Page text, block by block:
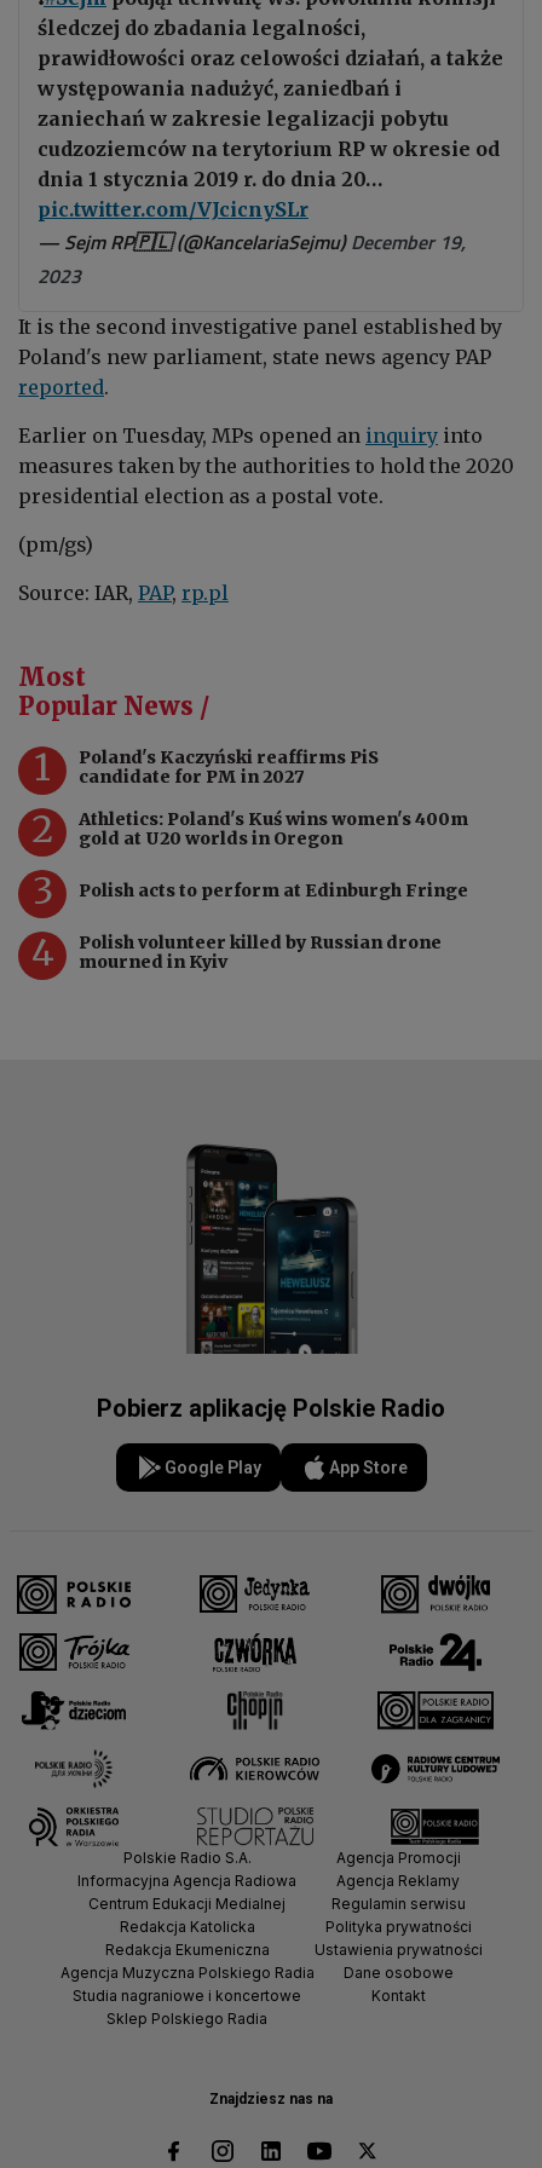
śledczej do zbadania legalności,
prawidłowości oraz celowości działań, a także
występowania nadużyć, zaniedbań i
zaniechań w zakresie legalizacji pobytu
cudzoziemców na terytorium RP w okresie od
dnia 1 stycznia 2019 r. do dnia 20…
pic.twitter.com/VJcicnySLr
— Sejm RP🇵🇱 (@KancelariaSejmu)December 19,
2023
It is the second investigative panel established by
Poland's new parliament, state news agency PAP
reported.
Earlier on Tuesday, MPs opened an inquiry into
measures taken by the authorities to hold the 2020
presidential election as a postal vote.
(pm/gs)
Source: IAR, PAP, rp.pl
Most
Popular News /
1
Poland's Kaczyński reaffirms PiS
candidate for PM in 2027
2
Athletics: Poland's Kuś wins women's 400m
gold at U20 worlds in Oregon
3 Polish acts to perform at Edinburgh Fringe
4
Polish volunteer killed by Russian drone
mourned in Kyiv
Pobierz aplikację Polskie Radio
Google Play App Store
Znajdziesz nas na
Polskie Radio S.A.
Informacyjna Agencja Radiowa
Centrum Edukacji Medialnej
Redakcja Katolicka
Redakcja Ekumeniczna
Agencja Muzyczna Polskiego Radia
Studia nagraniowe i koncertowe
Sklep Polskiego Radia
Agencja Promocji
Agencja Reklamy
Regulamin serwisu
Polityka prywatności
Ustawienia prywatności
Dane osobowe
Kontakt